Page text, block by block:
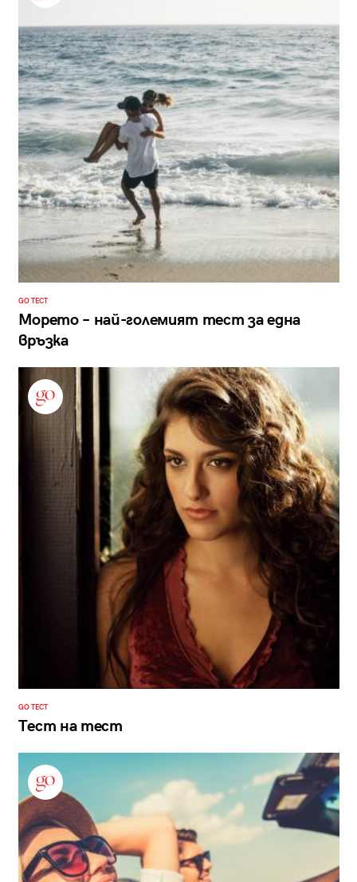
GO ТЕСТ
Морето – най-големият тест за една
връзка
GO ТЕСТ
Тест на тест